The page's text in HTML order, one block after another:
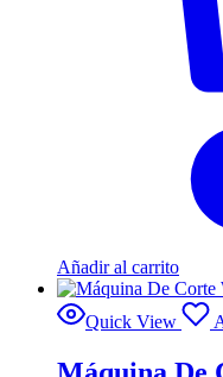
Añadir al carrito
Quick View